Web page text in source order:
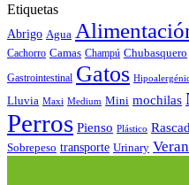
Etiquetas
Abrigo Agua
Cachorro Camas Champú Chubasquero
Gastrointestinal Gatos
Lluvia Maxi Medium Mini mochilas
Perros Pienso Plástico
Sobrepeso transporte Urinary